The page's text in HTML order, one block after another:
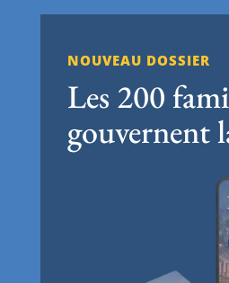
NOUVEAU DOSSIER
Les 200
gouvernent